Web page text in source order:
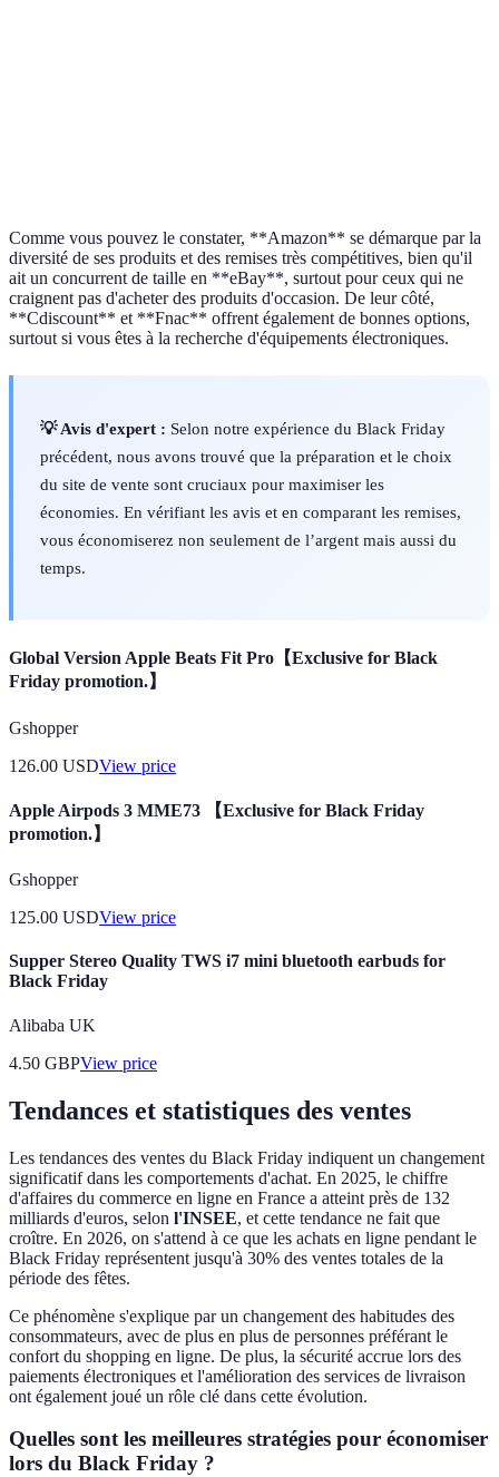
Comme vous pouvez le constater, **Amazon** se démarque par la
diversité de ses produits et des remises très compétitives, bien qu'il
ait un concurrent de taille en **eBay**, surtout pour ceux qui ne
craignent pas d'acheter des produits d'occasion. De leur côté,
**Cdiscount** et **Fnac** offrent également de bonnes options,
surtout si vous êtes à la recherche d'équipements électroniques.
💡 Avis d'expert : Selon notre expérience du Black Friday
précédent, nous avons trouvé que la préparation et le choix
du site de vente sont cruciaux pour maximiser les
économies. En vérifiant les avis et en comparant les remises,
vous économiserez non seulement de l’argent mais aussi du
temps.
Global Version Apple Beats Fit Pro【Exclusive for Black
Friday promotion.】
Gshopper
126.00 USDView price
Apple Airpods 3 MME73 【Exclusive for Black Friday
promotion.】
Gshopper
125.00 USDView price
Supper Stereo Quality TWS i7 mini bluetooth earbuds for
Black Friday
Alibaba UK
4.50 GBPView price
Tendances et statistiques des ventes
Les tendances des ventes du Black Friday indiquent un changement
significatif dans les comportements d'achat. En 2025, le chiffre
d'affaires du commerce en ligne en France a atteint près de 132
milliards d'euros, selon l'INSEE, et cette tendance ne fait que
croître. En 2026, on s'attend à ce que les achats en ligne pendant le
Black Friday représentent jusqu'à 30% des ventes totales de la
période des fêtes.
Ce phénomène s'explique par un changement des habitudes des
consommateurs, avec de plus en plus de personnes préférant le
confort du shopping en ligne. De plus, la sécurité accrue lors des
paiements électroniques et l'amélioration des services de livraison
ont également joué un rôle clé dans cette évolution.
Quelles sont les meilleures stratégies pour économiser
lors du Black Friday ?